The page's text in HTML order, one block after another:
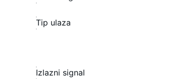
Tip ulaza
Izlazni signal